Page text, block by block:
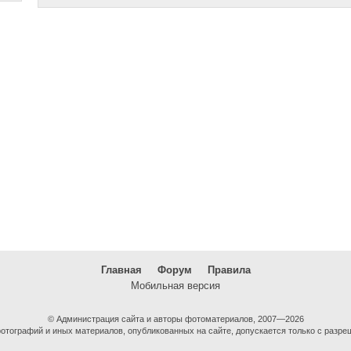
Главная Форум
Правила
Мобильная версия
© Администрация сайта и авторы фотоматериалов, 2007—2026
и иных материалов, опубликованных на сайте, допускается только с